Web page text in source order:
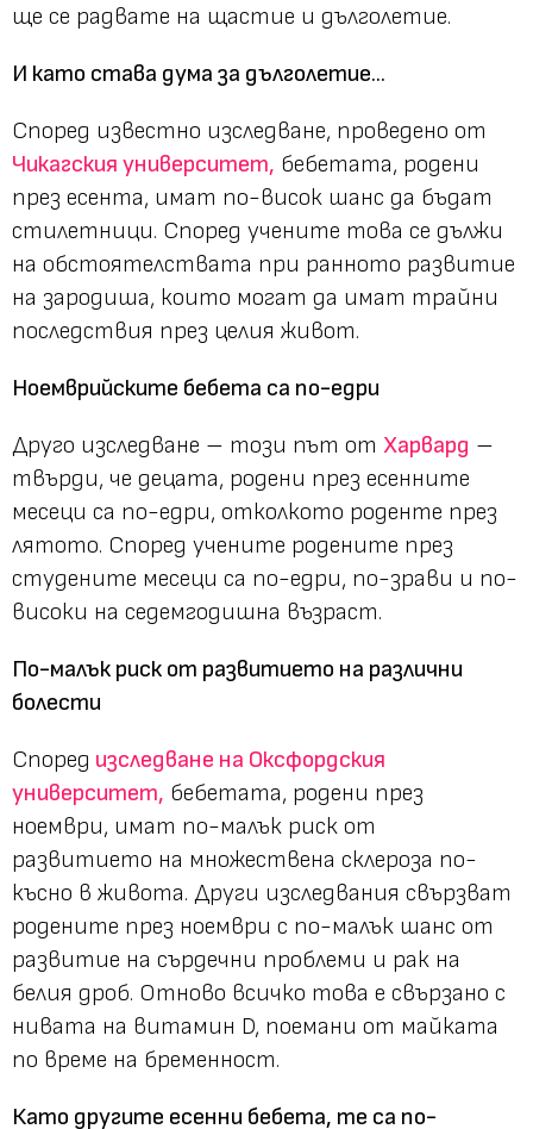
ще се радвате на щастие и дълголетие.
И като става дума за дълголетие...
Според известно изследване, проведено от
Чикагския университет, бебетата, родени
през есента, имат по-висок шанс да бъдат
стилетници. Според учените това се дължи
на обстоятелствата при ранното развитие
на зародиша, които могат да имат трайни
последствия през целия живот.
Ноемврийските бебета са по-едри
Друго изследване – този път от Харвард –
твърди, че децата, родени през есенните
месеци са по-едри, отколкото роденте през
лятото. Според учените родените през
студените месеци са по-eдри, по-зрави и по-
високи на седемгодишна възраст.
По-малък риск от развитието на различни
болести
Според изследване на Оксфордския
университет, бебетата, родени през
ноември, имат по-малък риск от
развитието на множествена склероза по-
късно в живота. Други изследвания свързват
родените през ноември с по-малък шанс от
развитие на сърдечни проблеми и рак на
белия дроб. Отново всичко това е свързано с
нивата на витамин D, поемани от майката
по време на бременност.
Като другите есенни бебета, те са по-